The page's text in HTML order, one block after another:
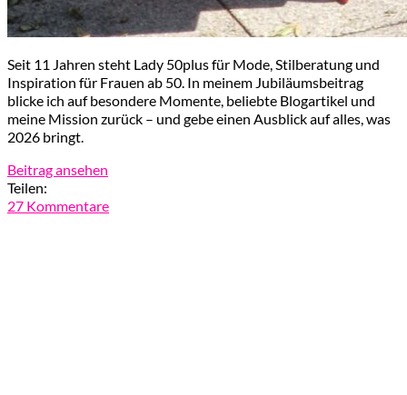
Seit 11 Jahren steht Lady 50plus für Mode, Stilberatung und
Inspiration für Frauen ab 50. In meinem Jubiläumsbeitrag
blicke ich auf besondere Momente, beliebte Blogartikel und
meine Mission zurück – und gebe einen Ausblick auf alles, was
2026 bringt.
Beitrag ansehen
Teilen:
27 Kommentare